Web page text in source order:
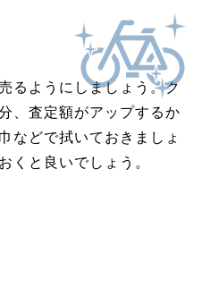
るようにしましょう。ク
、査定額がアップするか
などで拭いておきましょ
くと良いでしょう。